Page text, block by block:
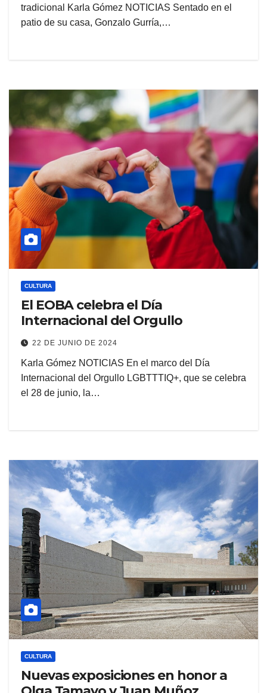
tradicional Karla Gómez NOTICIAS Sentado en el
patio de su casa, Gonzalo Gurría,…
CULTURA
El EOBA celebra el Día
Internacional del Orgullo
22 DE JUNIO DE 2024
Karla Gómez NOTICIAS En el marco del Día
Internacional del Orgullo LGBTTTIQ+, que se celebra
el 28 de junio, la…
CULTURA
Nuevas exposiciones en honor a